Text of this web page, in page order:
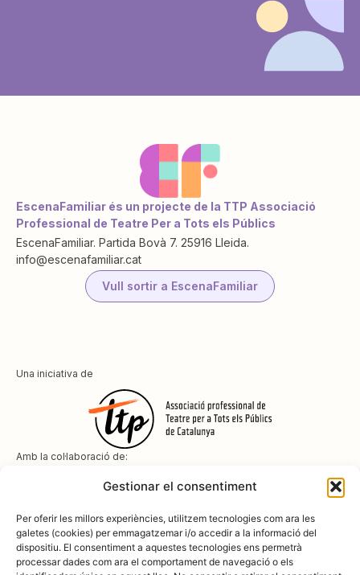
Gestionar el consentiment
Per oferir les millors experiències, utilitzem tecnologies com ara les
galetes (cookies) per emmagatzemar i/o accedir a la informació del
dispositiu. El consentiment a aquestes tecnologies ens permetrà
processar dades com ara el comportament de navegació o els
EscenaFamiliar és un projecte de la TTP Associació
Professional de Teatre Per a Tots els Públics
EscenaFamiliar. Partida Bovà 7. 25916 Lleida.
info@escenafamiliar.cat
Vull sortir a EscenaFamiliar
Una iniciativa de
Amb la col·laboració de:
Amb el suport de